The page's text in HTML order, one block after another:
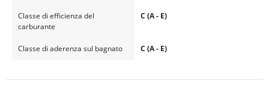
Classe di efficienza del
carburante
C (A - E)
Classe di aderenza sul bagnato C (A - E)